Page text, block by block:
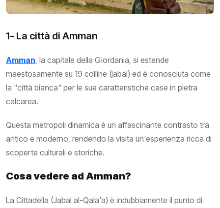
1- La città di Amman
Amman , la capitale della Giordania, si estende
maestosamente su 19 colline (jabal) ed è conosciuta come
la "città bianca" per le sue caratteristiche case in pietra
calcarea.
Questa metropoli dinamica è un affascinante contrasto tra
antico e moderno, rendendo la visita un'esperienza ricca di
scoperte culturali e storiche.
Cosa vedere ad Amman?
La Cittadella (Jabal al-Qala'a) è indubbiamente il punto di